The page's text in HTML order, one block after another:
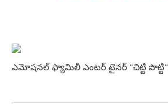
ఎమోషనల్ ఫ్యామిలీ ఎంటర్ టైనర్ "చిట్టి పొట్టి"